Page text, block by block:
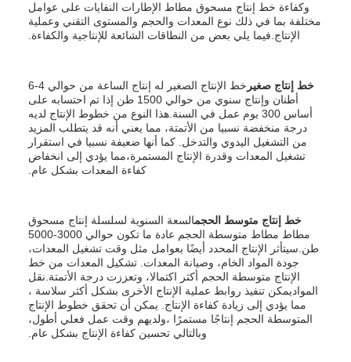
وكفاءة خط إنتاج مسحوق مطاط الإطارات النفايات على عوامل
مختلفة بما في ذلك نوع المعدات والحجم والمستوى التقني وعملية
الإنتاج.فيما يلي بعض من النطاقات الشائعة للإنتاجية والكفاءة.
خط إنتاج صغير
خط الإنتاج الصغير له إنتاج الساعة من حوالي 4-6
أطنان وإنتاج سنوي من حوالي 1500 طن إذا تم احتسابه على
أساس 300 يوم عمل في السنة.هذا النوع من خطوط الإنتاج لديه
درجة منخفضة نسبيا من الأتمتة، مما يعني أنه قد يتطلب المزيد
من التشغيل اليدوي والتدخل. كما أنها ضعيفة نسبيا في استقرار
تشغيل المعدات وقدرة الإنتاج المستمرة،مما يؤدي إلى انخفاض
كفاءة المعدات بشكل عام.
خط إنتاج متوسط الحجمالسعة السنوية لسلسلة إنتاج مسحوق
مطاط مطاط متوسطة الحجم عادة ما تكون حوالي 3000-5000
طن.سيتأثر الإنتاج المحدد أيضًا بعوامل مثل وقت تشغيل المعدات،
جودة المواد الخام، وصيانة المعدات. تشكيل المعدات من خط
الإنتاج متوسطة الحجم أكثر اكتمالا، وتعززت درجة الأتمتة.نقل
المواديمكن تنفيذ روابط عملية الإنتاج الأخرى بشكل أكثر سلاسة ،
مما يؤدي إلى زيادة كفاءة الإنتاج. يمكن أن تحقق خطوط الإنتاج
المتوسطة الحجم إنتاجًا مستمرًا ،ولديهم وقت عمل فعلي أطول،
وبالتالي تحسين كفاءة الإنتاج بشكل عام.